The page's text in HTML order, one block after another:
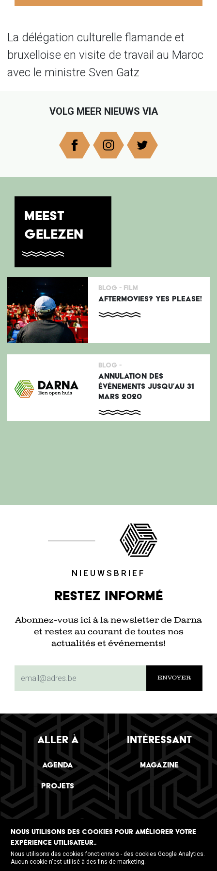
La délégation culturelle flamande et
bruxelloise en visite de travail au Maroc
avec le ministre Sven Gatz
VOLG MEER NIEUWS VIA
MEEST
GELEZEN
Blog - Film
AFTERMOVIES? YES PLEASE!
Blog -
ANNULATION DES
ÉVÉNEMENTS JUSQU’AU 31
MARS 2020
NIEUWSBRIEF
Restez informé
Abonnez-vous ici à la newsletter de Darna
et restez au courant de toutes nos
actualités et événements!
ALLER À
Agenda
Projets
INTÉRESSANT
Magazine
SUIVEZ NOUS
NOUS UTILISONS DES COOKIES POUR AMÉLIORER VOTRE
EXPÉRIENCE UTILISATEUR..
Nous utilisons des cookies fonctionnels - des cookies Google Analytics.
Aucun cookie n'est utilisé à des fins de marketing.